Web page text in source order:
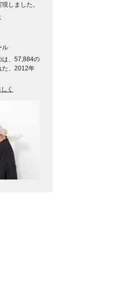
しました。
ル
は、57,884の
た、2012年
く